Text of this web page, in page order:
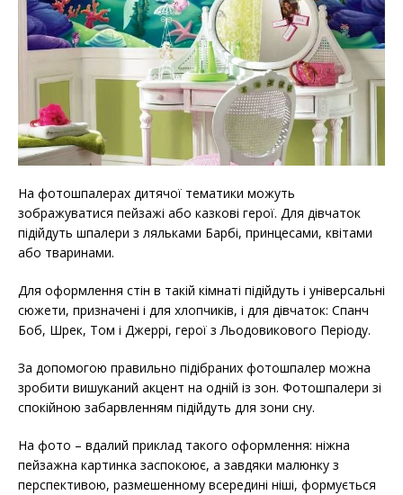
На фотошпалерах дитячої тематики можуть
зображуватися пейзажі або казкові герої. Для дівчаток
підійдуть шпалери з ляльками Барбі, принцесами, квітами
або тваринами.
Для оформлення стін в такій кімнаті підійдуть і універсальні
сюжети, призначені і для хлопчиків, і для дівчаток: Спанч
Боб, Шрек, Том і Джеррі, герої з Льодовикового Періоду.
За допомогою правильно підібраних фотошпалер можна
зробити вишуканий акцент на одній із зон. Фотошпалери зі
спокійною забарвленням підійдуть для зони сну.
На фото – вдалий приклад такого оформлення: ніжна
пейзажна картинка заспокоює, а завдяки малюнку з
перспективою, размешенному всередині ніші, формується